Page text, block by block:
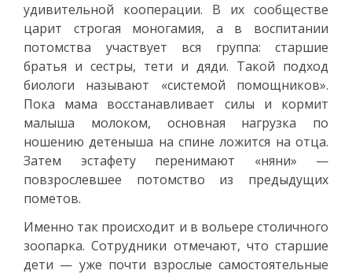
удивительной кооперации. В их сообществе
царит строгая моногамия, а в воспитании
потомства участвует вся группа: старшие
братья и сестры, тети и дяди. Такой подход
биологи называют «системой помощников».
Пока мама восстанавливает силы и кормит
малыша молоком, основная нагрузка по
ношению детеныша на спине ложится на отца.
Затем эстафету перенимают «няни» —
повзрослевшее потомство из предыдущих
пометов.
Именно так происходит и в вольере столичного
зоопарка. Сотрудники отмечают, что старшие
дети — уже почти взрослые самостоятельные